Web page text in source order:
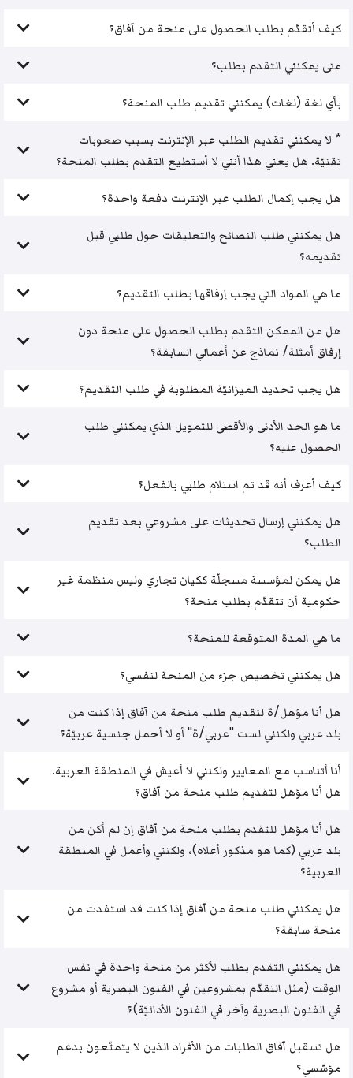
كيف أتقدّم بطلب الحصول على منحة من آفاق؟
متى يمكنني التقدم بطلب؟
بأي لغة (لغات) يمكنني تقديم طلب المنحة؟
* لا يمكنني تقديم الطلب عبر الإنترنت بسبب صعوبات
تقنيّة. هل يعني هذا أنني لا أستطيع التقدم بطلب المنحة؟
هل يجب إكمال الطلب عبر الإنترنت دفعة واحدة؟
هل يمكنني طلب النصائح والتعليقات حول طلبي قبل
تقديمه؟
ما هي المواد التي يجب إرفاقها بطلب التقديم؟
هل من الممكن التقدم بطلب الحصول على منحة دون
إرفاق أمثلة/ نماذج عن أعمالي السابقة؟
هل يجب تحديد الميزانيّة المطلوبة في طلب التقديم؟
ما هو الحد الأدنى والأقصى للتمويل الذي يمكنني طلب
الحصول عليه؟
كيف أعرف أنه قد تم استلام طلبي بالفعل؟
هل يمكنني إرسال تحديثات على مشروعي بعد تقديم
الطلب؟
هل يمكن لمؤسسة مسجلّة ككيان تجاري وليس منظمة غير
حكومية أن تتقدّم بطلب منحة؟
ما هي المدة المتوقعة للمنحة؟
هل يمكنني تخصيص جزء من المنحة لنفسي؟
هل أنا مؤهل/ة لتقديم طلب منحة من آفاق إذا كنت من
بلد عربي ولكنني لست "عربي/ة" أو لا أحمل جنسية عربيّة؟
أنا أتناسب مع المعايير ولكنني لا أعيش في المنطقة العربية.
هل أنا مؤهل لتقديم طلب منحة من آفاق؟
هل أنا مؤهل للتقدم بطلب منحة من آفاق إن لم أكن من
بلد عربي (كما هو مذكور أعلاه)، ولكنني وأعمل في المنطقة
العربية؟
هل يمكنني طلب منحة من آفاق إذا كنت قد استفدت من
منحة سابقة؟
هل يمكنني التقدم بطلب لأكثر من منحة واحدة في نفس
الوقت (مثل التقدّم بمشروعين في الفنون البصرية أو مشروع
في الفنون البصرية وآخر في الفنون الأدائيّة)؟
هل تسقبل آفاق الطلبات من الأفراد الذين لا يتمتّعون بدعم
مؤسّسي؟